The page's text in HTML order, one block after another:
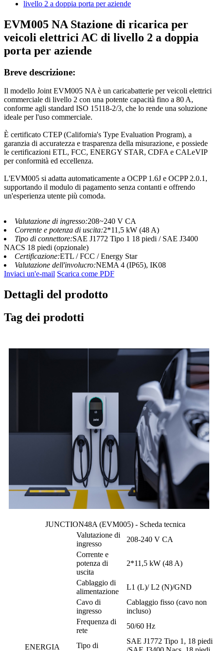
EVM005 NA Stazione di ricarica per
veicoli elettrici AC di livello 2 a doppia
porta per aziende
Breve descrizione:
Il modello Joint EVM005 NA è un caricabatterie per veicoli elettrici
commerciale di livello 2 con una potente capacità fino a 80 A,
conforme agli standard ISO 15118-2/3, che lo rende una soluzione
ideale per l'uso commerciale.
È certificato CTEP (California's Type Evaluation Program), a
garanzia di accuratezza e trasparenza della misurazione, e possiede
le certificazioni ETL, FCC, ENERGY STAR, CDFA e CALeVIP
per conformità ed eccellenza.
L'EVM005 si adatta automaticamente a OCPP 1.6J e OCPP 2.0.1,
supportando il modulo di pagamento senza contanti e offrendo
un'esperienza utente più comoda.
Valutazione di ingresso:208~240 V CA
Corrente e potenza di uscita:2*11,5 kW (48 A)
Tipo di connettore:SAE J1772 Tipo 1 18 piedi / SAE J3400
NACS 18 piedi (opzionale)
Certificazione:ETL / FCC / Energy Star
Valutazione dell'involucro:NEMA 4 (IP65), IK08
Inviaci un'e-mail Scarica come PDF
Dettagli del prodotto
Tag dei prodotti
JUNCTION48A (EVM005) - Scheda tecnica
ENERGIA
Valutazione di
ingresso
208-240 V CA
Corrente e
potenza di
uscita
2*11,5 kW (48 A)
Cablaggio di
alimentazione
L1 (L)/ L2 (N)/GND
Cavo di
ingresso
Cablaggio fisso (cavo non
incluso)
Frequenza di
rete
50/60 Hz
Tipo di
SAE J1772 Tipo 1, 18 piedi